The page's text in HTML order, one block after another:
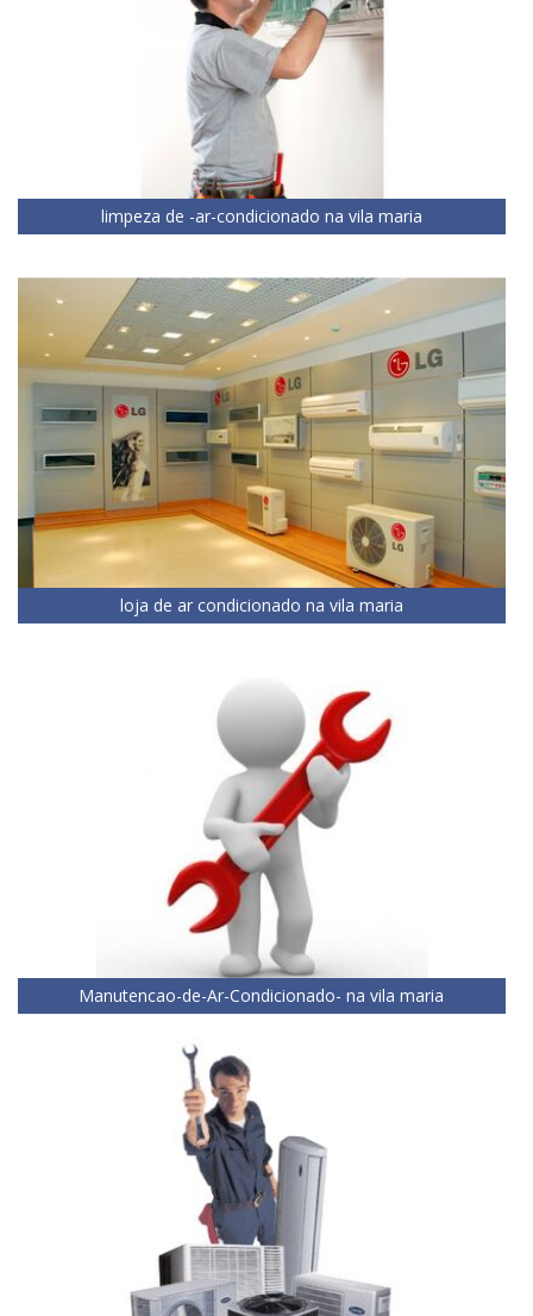
limpeza de -ar-condicionado na vila maria
loja de ar condicionado na vila maria
Manutencao-de-Ar-Condicionado- na vila maria